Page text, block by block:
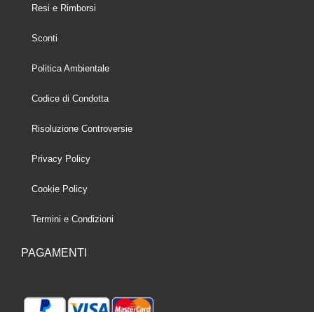
Resi e Rimborsi
Sconti
Politica Ambientale
Codice di Condotta
Risoluzione Controversie
Privacy Policy
Cookie Policy
Termini e Condizioni
PAGAMENTI